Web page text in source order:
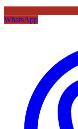
WhatsApp